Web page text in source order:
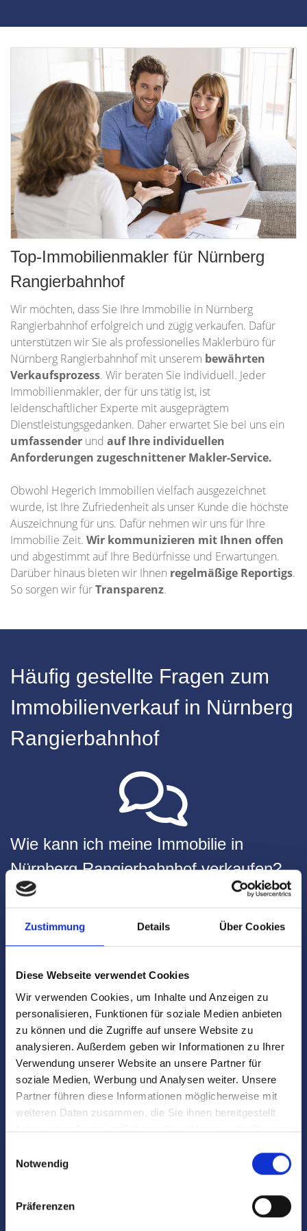
Zustimmung Details Über Cookies
Diese Webseite verwendet Cookies
Wir verwenden Cookies, um Inhalte und Anzeigen zu
personalisieren, Funktionen für soziale Medien anbieten
zu können und die Zugriffe auf unsere Website zu
analysieren. Außerdem geben wir Informationen zu Ihrer
Verwendung unserer Website an unsere Partner für
soziale Medien, Werbung und Analysen weiter. Unsere
Partner führen diese Informationen möglicherweise mit
weiteren Daten zusammen, die Sie ihnen bereitgestellt
haben oder die sie im Rahmen Ihrer Nutzung der Dienste
Notwendig
Präferenzen
Top-Immobilienmakler für Nürnberg
Rangierbahnhof
Wir möchten, dass Sie Ihre Immobilie in Nürnberg
Rangierbahnhof erfolgreich und zügig verkaufen. Dafür
unterstützen wir Sie als professionelles Maklerbüro für
Nürnberg Rangierbahnhof mit unserem bewährten
Verkaufsprozess. Wir beraten Sie individuell. Jeder
Immobilienmakler, der für uns tätig ist, ist
leidenschaftlicher Experte mit ausgeprägtem
Dienstleistungsgedanken. Daher erwartet Sie bei uns ein
umfassender und auf Ihre individuellen
Anforderungen zugeschnittener Makler-Service.
Obwohl Hegerich Immobilien vielfach ausgezeichnet
wurde, ist Ihre Zufriedenheit als unser Kunde die höchste
Auszeichnung für uns. Dafür nehmen wir uns für Ihre
Immobilie Zeit. Wir kommunizieren mit Ihnen offen
und abgestimmt auf Ihre Bedürfnisse und Erwartungen.
Darüber hinaus bieten wir Ihnen regelmäßige Reportigs.
So sorgen wir fürTransparenz.
Häufig gestellte Fragen zum
Immobilienverkauf in Nürnberg
Rangierbahnhof
Wie kann ich meine Immobilie in
Nürnberg Rangierbahnhof verkaufen?
Sie können Ihre Immobilie über unser Maklerbüro
verkaufen, das sich auf den Immobilienverkauf in
Nürnberg Rangierbahnhof spezialisiert hat.
Was macht Hegerich Immobilien zu
einem zuverlässigen Partner?
Hegerich Immobilien hat langjährige Erfahrung und beste
Kenntnisse des regionalen Immobilienmarktes in Nürnberg
Rangierbahnhof.
Wie wird der Verkauf meiner Immobilie